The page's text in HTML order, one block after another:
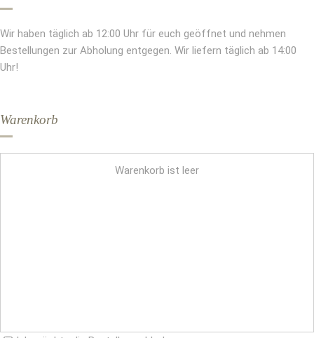
Wir haben täglich ab 12:00 Uhr für euch geöffnet und nehmen
Bestellungen zur Abholung entgegen. Wir liefern täglich ab 14:00
Uhr!
Warenkorb
Warenkorb ist leer